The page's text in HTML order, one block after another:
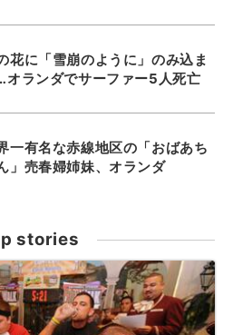
花に「雪崩のように」のみ込ま
オランダでサーファー5人死亡
一有名な赤線地区の「おばあち
」売春婦姉妹、オランダ
stories